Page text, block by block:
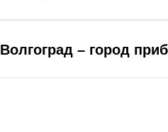
Волгоград – город